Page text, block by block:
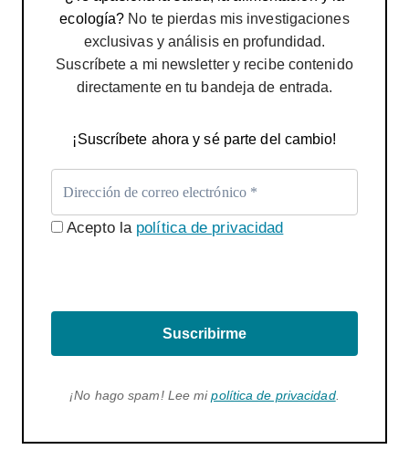
ecología? No te pierdas mis investigaciones
exclusivas y análisis en profundidad.
Suscríbete a mi newsletter y recibe contenido
directamente en tu bandeja de entrada.
¡Suscríbete ahora y sé parte del cambio!
Acepto la política de privacidad
Suscribirme
¡No hago spam! Lee mipolítica de privacidad.